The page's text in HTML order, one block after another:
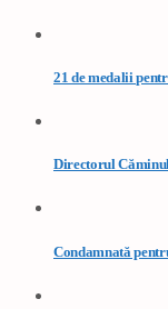
21 de medalii
Directorul
Condamnată